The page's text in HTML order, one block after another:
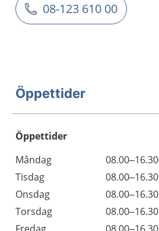
08-123 610 00
Öppettider
Öppettider
Dag
Öppettider
Kommentarer
Måndag
08.00–16.30
Tisdag
08.00–16.30
Onsdag
08.00–16.30
Torsdag
08.00–16.30